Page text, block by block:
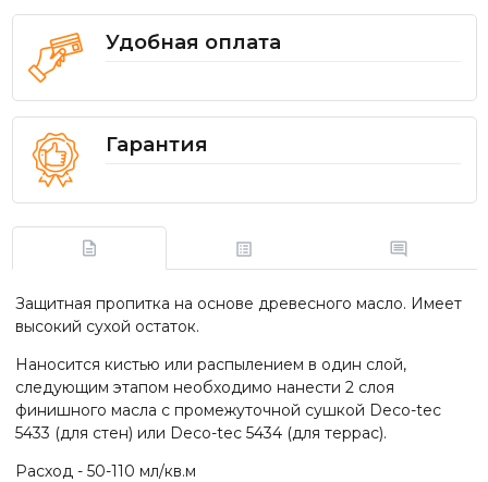
Удобная оплата
Гарантия
Защитная пропитка на основе древесного масло. Имеет
высокий сухой остаток.
Наносится кистью или распылением в один слой,
следующим этапом необходимо нанести 2 слоя
финишного масла с промежуточной сушкой Deco-tec
5433 (для стен) или Deco-tec 5434 (для террас).
Расход - 50-110 мл/кв.м